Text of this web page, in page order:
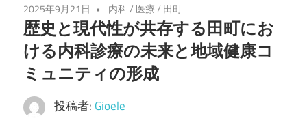
さ
せ
る
ラ
イ
フ
2025年9月21日 内科/ 医療/ 田町
歴史と現代性が共存する田町にお
ける内科診療の未来と地域健康コ
ミュニティの形成
投稿者: Gioele